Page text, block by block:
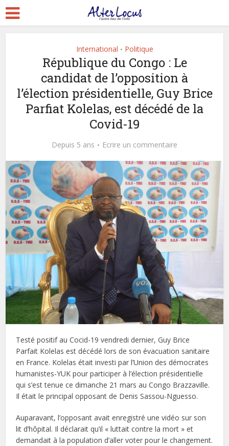
International • Politique
République du Congo : Le
candidat de l’opposition à
l’élection présidentielle, Guy Brice
Parfiat Kolelas, est décédé de la
Covid-19
Depuis 5 ans Ecrire un commentaire
Testé positif au Cocid-19 vendredi dernier, Guy Brice
Parfait Kolelas est décédé lors de son évacuation sanitaire
en France. Kolelas était investi par l’Union des démocrates
humanistes-YUK pour participer à l’élection présidentielle
qui s’est tenue ce dimanche 21 mars au Congo Brazzaville.
Il était le principal opposant de Denis Sassou-Nguesso.
Auparavant, l’opposant avait enregistré une vidéo sur son
lit d’hôpital. Il déclarait qu’il « luttait contre la mort » et
demandait à la population d’aller voter pour le changement.